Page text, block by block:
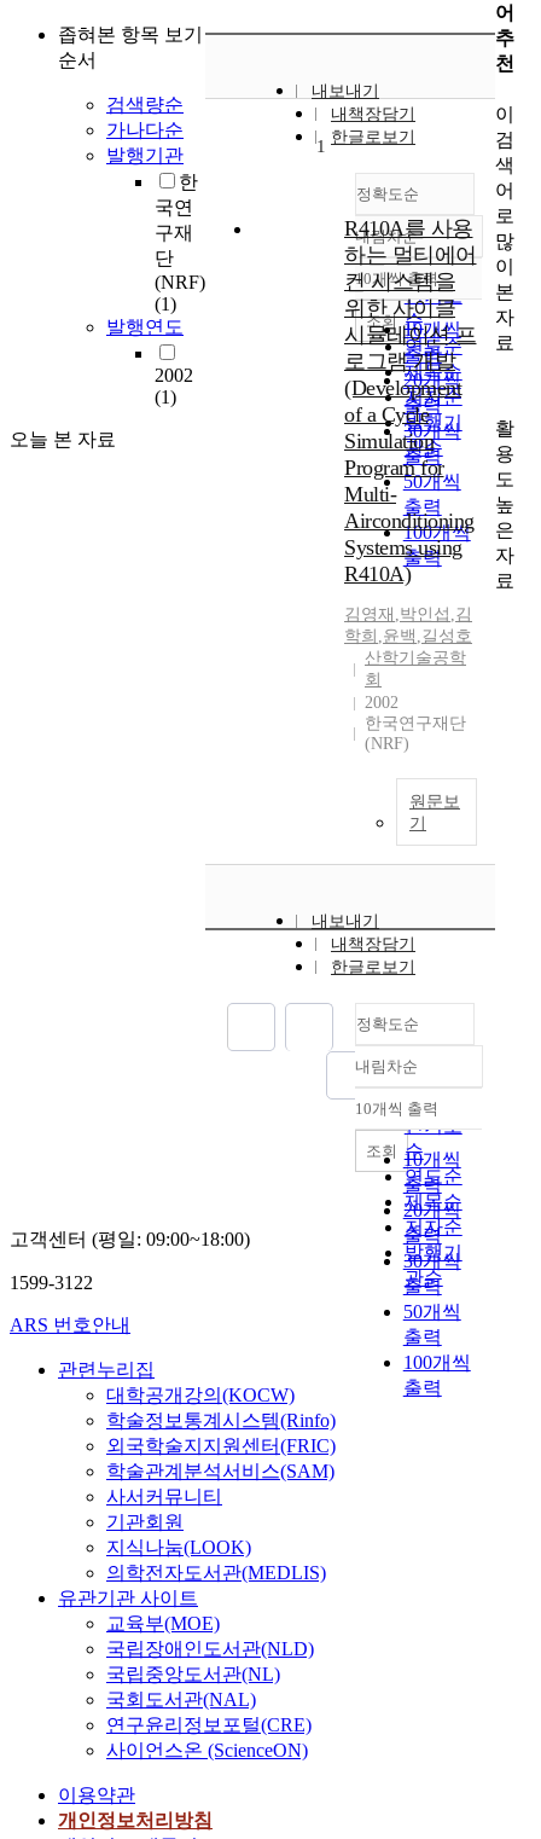
좁혀본 항목 보기
순서
검색량순
가나다순
발행기관
한
국연
구재
단
(NRF)
(1)
발행연도
2002
(1)
오늘 본 자료
내보내기
내책장담기
한글로보기
정확도순
정확도
순
인기도
순
연도순
제목순
저자순
발행기
관순
내림차순
내림차순
10개씩 출력
10개씩
출력
20개씩
출력
30개씩
출력
50개씩
출력
100개씩
출력
조회
1
R410A를 사용
하는 멀티에어
컨 시스템을
위한 사이클
시뮬레이션 프
로그램 개발
(Development
of a Cycle
Simulation
Program for
Multi-
Airconditioning
Systems using
R410A)
김영재 ,박인섭 ,김
학희 ,윤백 , 길성호
산학기술공학
회
2002
한국연구재단
(NRF)
원문보
기
내보내기
내책장담기
한글로보기
정확도순
정확도
순
인기도
순
연도순
제목순
저자순
발행기
관순
내림차순
내림차순
10개씩 출력
10개씩
출력
20개씩
출력
30개씩
출력
50개씩
출력
100개씩
출력
조회
어
추
천
이
검
색
어
로
많
이
본
자
료
활
용
도
높
은
자
료
고객센터 (평일: 09:00~18:00)
1599-3122
ARS 번호안내
관련누리집
대학공개강의(KOCW)
학술정보통계시스템(Rinfo)
외국학술지지원센터(FRIC)
학술관계분석서비스(SAM)
사서커뮤니티
기관회원
지식나눔(LOOK)
의학전자도서관(MEDLIS)
유관기관 사이트
교육부(MOE)
국립장애인도서관(NLD)
국립중앙도서관(NL)
국회도서관(NAL)
연구윤리정보포털(CRE)
사이언스온 (ScienceON)
이용약관
개인정보처리방침